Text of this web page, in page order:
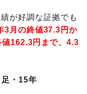
が好調な証拠でも
3月の終値37.3円か
162.3円まで、4.3
・15年